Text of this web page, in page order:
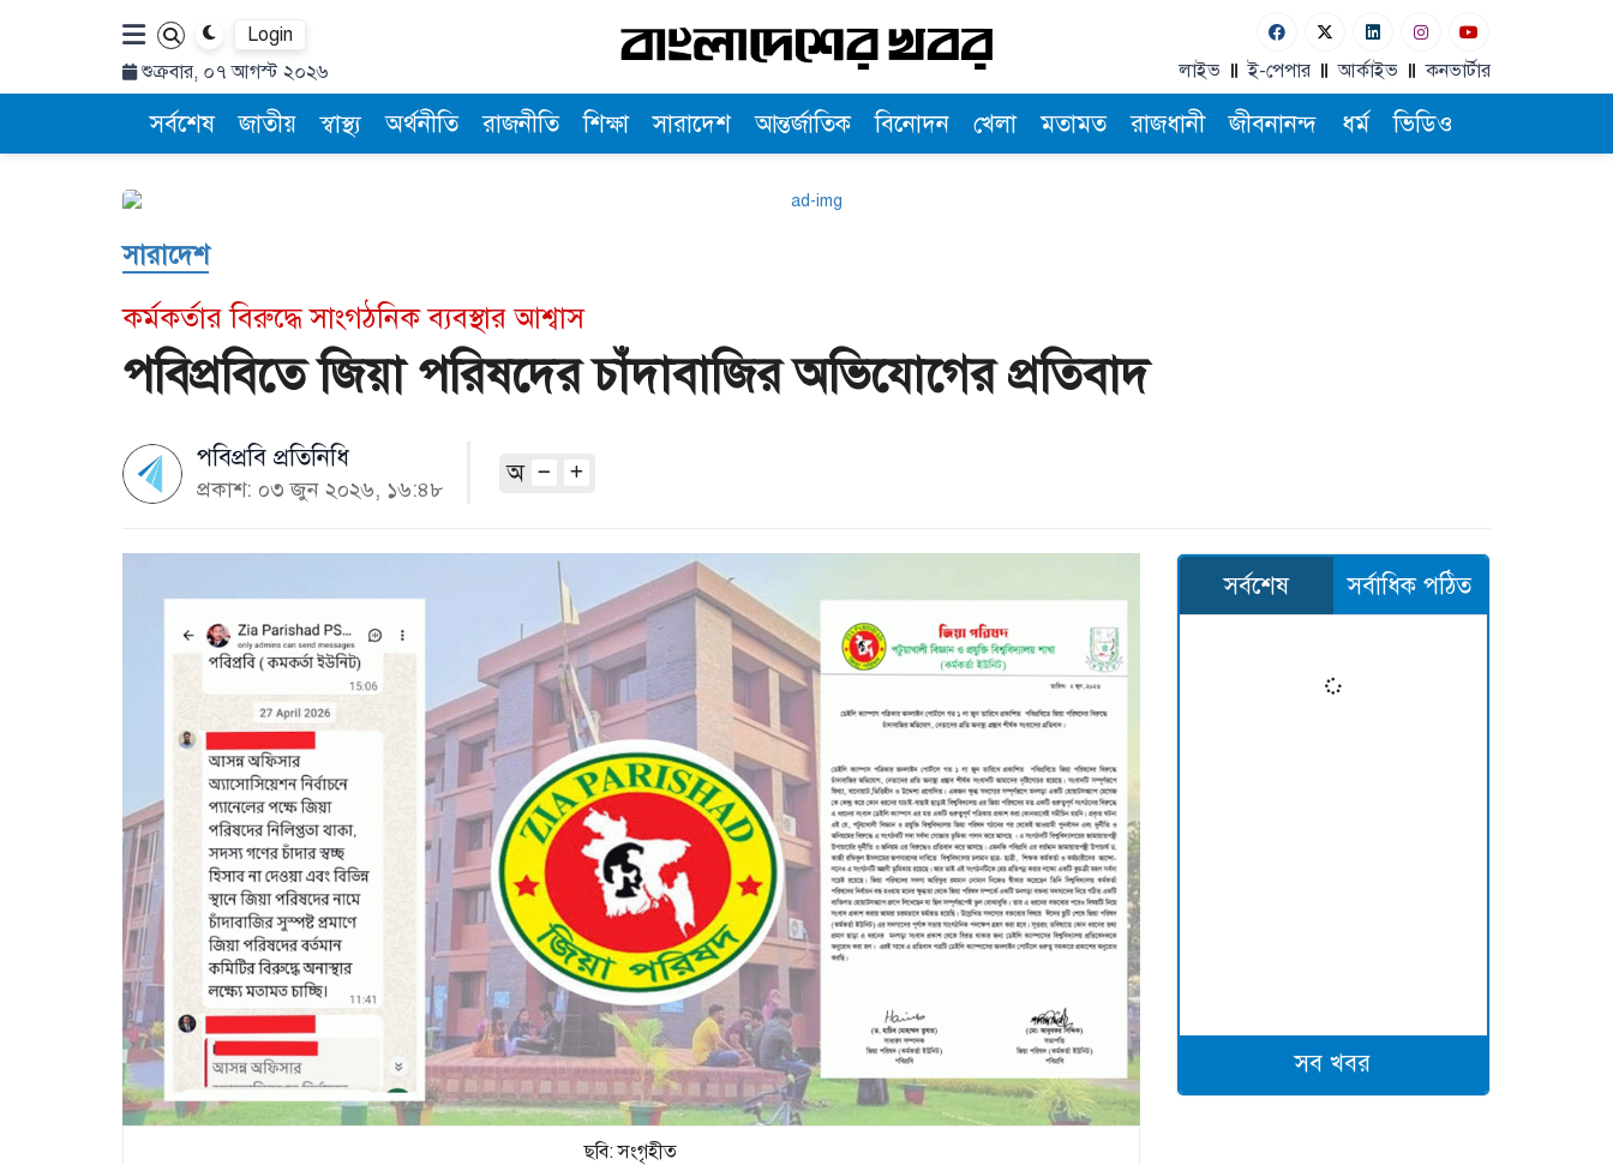
Login
শুক্রবার, ০৭ আগস্ট ২০২৬
লাইভ ই-পেপার আর্কাইভ কনভার্টার
সর্বশেষ জাতীয় স্বাস্থ্য অর্থনীতি রাজনীতি শিক্ষা সারাদেশ আন্তর্জাতিক বিনোদন খেলা মতামত রাজধানী জীবনানন্দ ধর্ম ভিডিও
সারাদেশ
কর্মকর্তার বিরুদ্ধে সাংগঠনিক ব্যবস্থার আশ্বাস
পবিপ্রবিতে জিয়া পরিষদের চাঁদাবাজির অভিযোগের প্রতিবাদ
পবিপ্রবি প্রতিনিধি
প্রকাশ: ০৩ জুন ২০২৬, ১৬:৪৮
অ
ছবি: সংগৃহীত
সর্বশেষ সর্বাধিক পঠিত
সব খবর